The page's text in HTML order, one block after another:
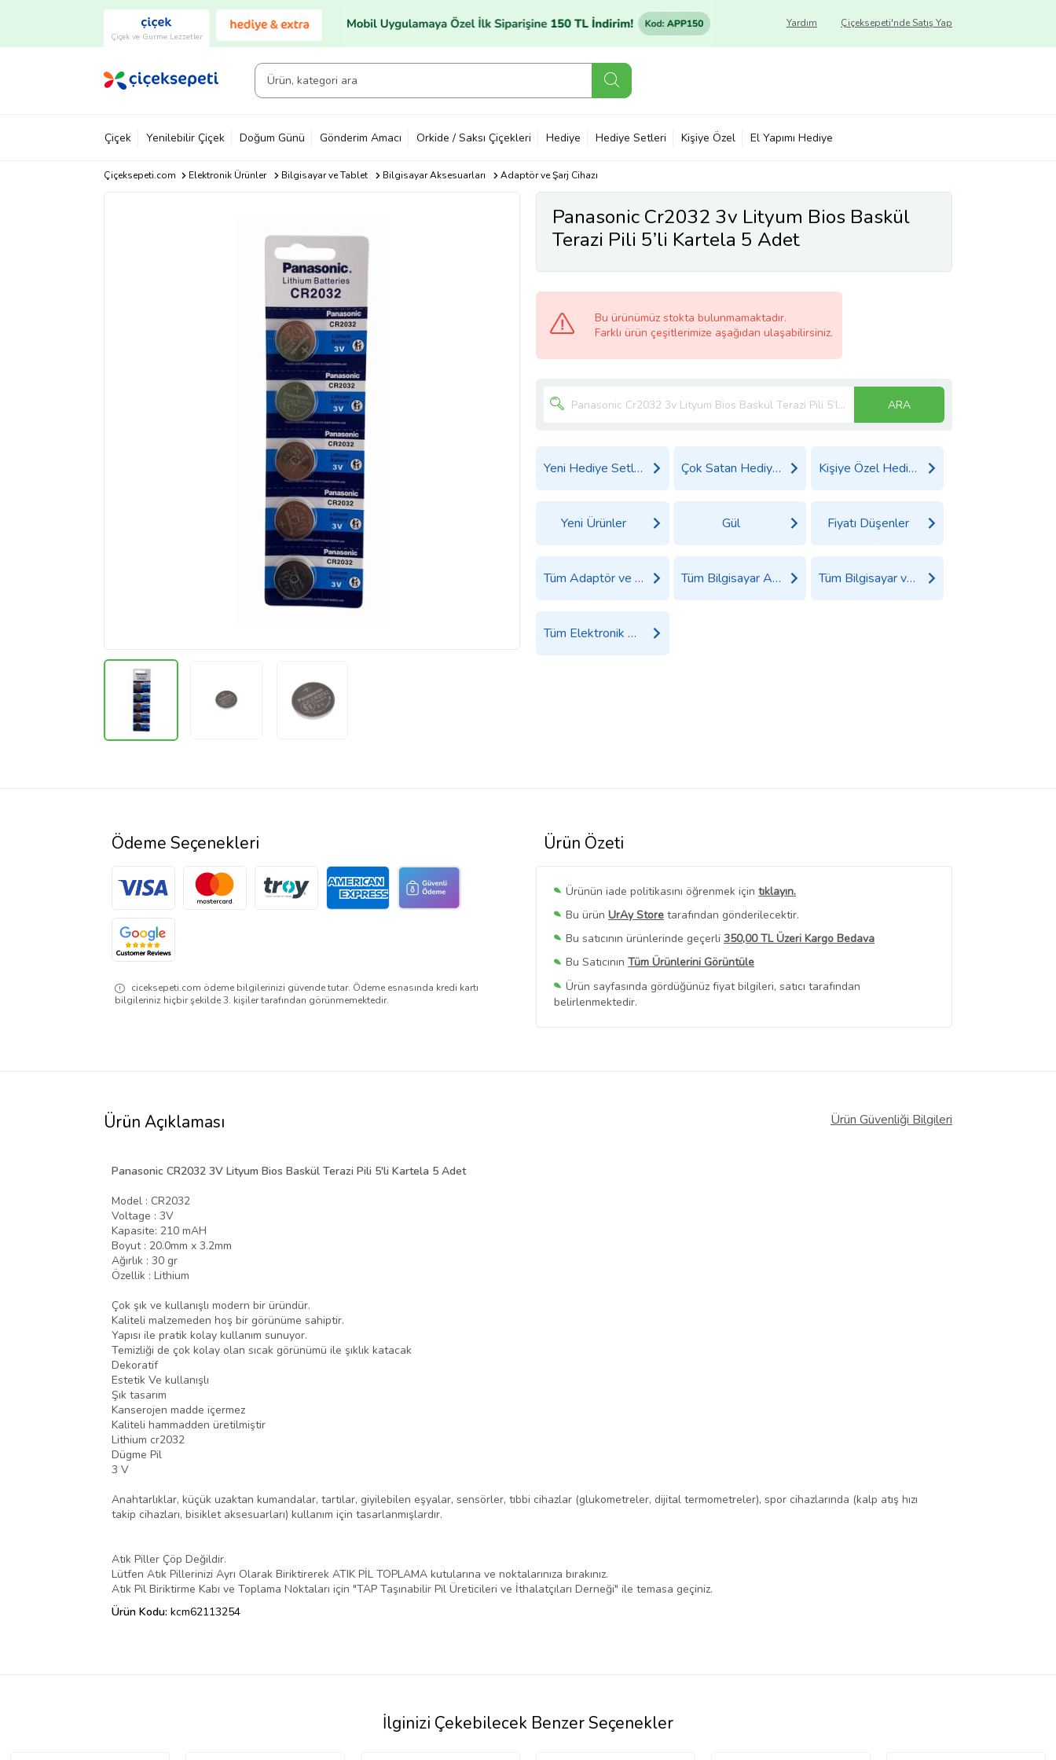
Çiçek ve Gurme Lezzetler
Çiçeksepeti'nde Satış Yap
Yardım
Çiçek Yenilebilir Çiçek Doğum Günü Gönderim Amacı Orkide / Saksı Çiçekleri Hediye Hediye Setleri Kişiye Özel El Yapımı Hediye
Çiçeksepeti.com Elektronik Ürünler Bilgisayar ve Tablet Bilgisayar Aksesuarları Adaptör ve Şarj Cihazı
Panasonic Cr2032 3v Lityum Bios Baskül
Terazi Pili 5’li Kartela 5 Adet
Bu ürünümüz stokta bulunmamaktadır.
Farklı ürün çeşitlerimize aşağıdan ulaşabilirsiniz.
ARA
Yeni Hediye Setleri Çok Satan Hediyeler Kişiye Özel Hediyeler
Yeni Ürünler Gül Fiyatı Düşenler
Tüm Adaptör ve Şarj Cihazı Ürünleri Tüm Bilgisayar Aksesuarları Ürünleri Tüm Bilgisayar ve Tablet Ürünleri
Tüm Elektronik Ürünler Ürünleri
Ürün Özeti
Ürünün iade politikasını öğrenmek için tıklayın.
Bu ürün UrAy Store tarafından gönderilecektir.
Bu satıcının ürünlerinde geçerli 350,00 TL Üzeri Kargo Bedava
Bu Satıcının Tüm Ürünlerini Görüntüle
Ürün sayfasında gördüğünüz fiyat bilgileri, satıcı tarafından
belirlenmektedir.
Ödeme Seçenekleri
ciceksepeti.com ödeme bilgilerinizi güvende tutar. Ödeme esnasında kredi kartı
bilgileriniz hiçbir şekilde 3. kişiler tarafından görünmemektedir.
Ürün Açıklaması Ürün Güvenliği Bilgileri
Panasonic CR2032 3V Lityum Bios Baskül Terazi Pili 5'li Kartela 5 Adet
Model : CR2032
Voltage : 3V
Kapasite: 210 mAH
Boyut : 20.0mm x 3.2mm
Ağırlık : 30 gr
Özellik : Lithium
Çok şık ve kullanışlı modern bir üründür.
Kaliteli malzemeden hoş bir görünüme sahiptir.
Yapısı ile pratik kolay kullanım sunuyor.
Temizliği de çok kolay olan sıcak görünümü ile şıklık katacak
Dekoratif
Estetik Ve kullanışlı
Şık tasarım
Kanserojen madde içermez
Kaliteli hammadden üretilmiştir
Lithium cr2032
Dügme Pil
3 V
Anahtarlıklar, küçük uzaktan kumandalar, tartılar, giyilebilen eşyalar, sensörler, tıbbi cihazlar (glukometreler, dijital termometreler), spor cihazlarında (kalp atış hızı
takip cihazları, bisiklet aksesuarları) kullanım için tasarlanmışlardır.
Atık Piller Çöp Değildir.
Lütfen Atık Pillerinizi Ayrı Olarak Biriktirerek ATIK PİL TOPLAMA kutularına ve noktalarınıza bırakınız.
Atık Pil Biriktirme Kabı ve Toplama Noktaları için "TAP Taşınabilir Pil Üreticileri ve İthalatçıları Derneği" ile temasa geçiniz.
Ürün Kodu: kcm62113254
İlginizi Çekebilecek Benzer Seçenekler